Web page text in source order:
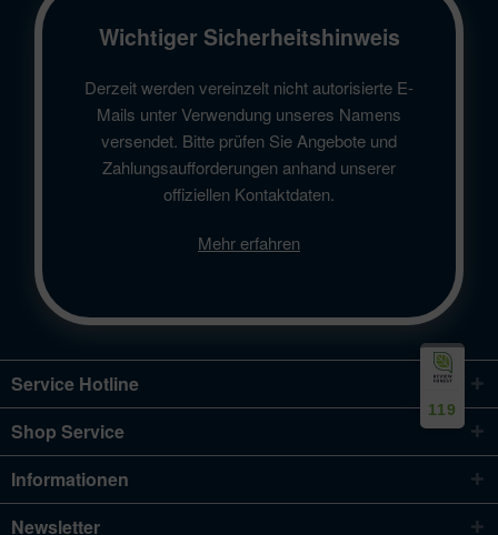
Wichtiger Sicherheitshinweis
Derzeit werden vereinzelt nicht autorisierte E-
Mails unter Verwendung unseres Namens
versendet. Bitte prüfen Sie Angebote und
Zahlungsaufforderungen anhand unserer
offiziellen Kontaktdaten.
Mehr erfahren
Service Hotline
Shop Service
Informationen
Newsletter
119